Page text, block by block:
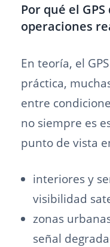
Por qué el
operaciones
En teoría, el
práctica,
entre
no siempre es
punto de vista
interiores y
visibilidad
zonas
señal